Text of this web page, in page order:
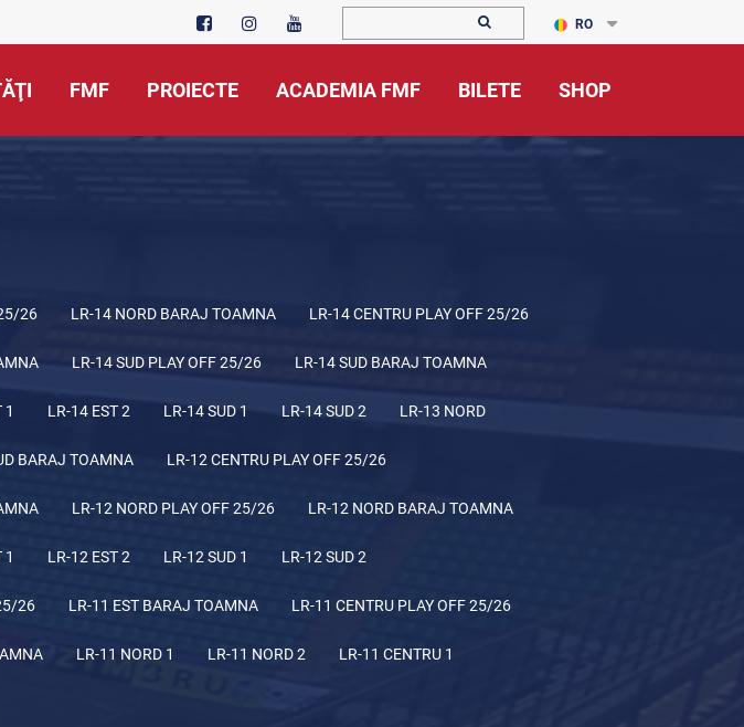
RO
FMF PROIECTE ACADEMIA FMF BILETE SHOP
26 LR-14 NORD BARAJ TOAMNA LR-14 CENTRU PLAY OFF 25/26
LR-14 SUD PLAY OFF 25/26 LR-14 SUD BARAJ TOAMNA
1 LR-14 EST 2 LR-14 SUD 1 LR-14 SUD 2 LR-13 NORD
BARAJ TOAMNA LR-12 CENTRU PLAY OFF 25/26
LR-12 NORD PLAY OFF 25/26 LR-12 NORD BARAJ TOAMNA
1 LR-12 EST 2 LR-12 SUD 1 LR-12 SUD 2
26 LR-11 EST BARAJ TOAMNA LR-11 CENTRU PLAY OFF 25/26
LR-11 NORD 1 LR-11 NORD 2 LR-11 CENTRU 1